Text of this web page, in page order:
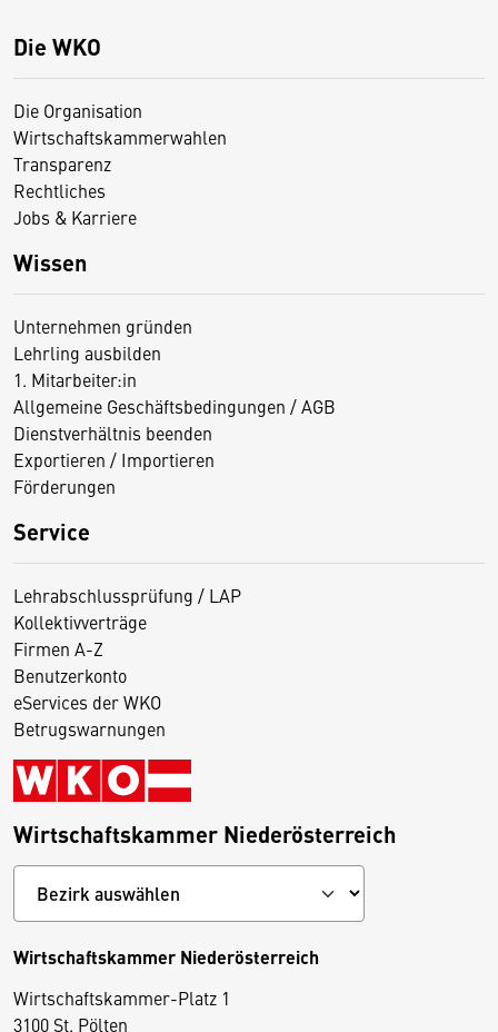
Die WKO
Die Organisation
Wirtschaftskammerwahlen
Transparenz
Rechtliches
Jobs & Karriere
Wissen
Unternehmen gründen
Lehrling ausbilden
1. Mitarbeiter:in
Allgemeine Geschäftsbedingungen / AGB
Dienstverhältnis beenden
Exportieren / Importieren
Förderungen
Service
Lehrabschlussprüfung / LAP
Kollektivverträge
Firmen A-Z
Benutzerkonto
eServices der WKO
Betrugswarnungen
Wirtschaftskammer Niederösterreich
Wirtschaftskammer Niederösterreich
Wirtschaftskammer-Platz 1
3100 St. Pölten
D